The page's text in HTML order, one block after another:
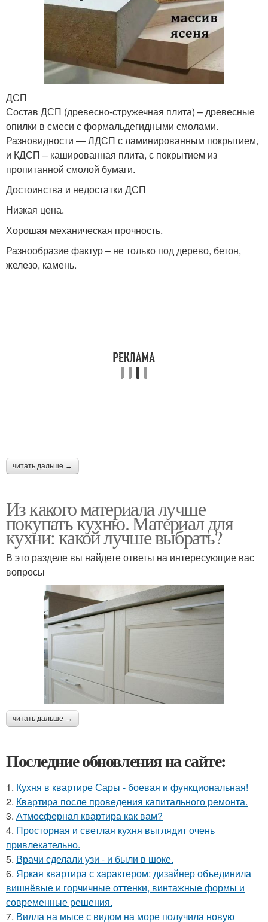
ДСП
Состав ДСП (древесно-стружечная плита) – древесные
опилки в смеси с формальдегидными смолами.
Разновидности — ЛДСП с ламинированным покрытием,
и КДСП – кашированная плита, с покрытием из
пропитанной смолой бумаги.
Достоинства и недостатки ДСП
Низкая цена.
Хорошая механическая прочность.
Разнообразие фактур – не только под дерево, бетон,
железо, камень.
читать дальше →
Из какого материала лучше
покупать кухню. Материал для
кухни: какой лучше выбрать?
В это разделе вы найдете ответы на интересующие вас
вопросы
читать дальше →
Последние обновления на сайте:
1. Кухня в квартире Сары - боевая и функциональная!
2. Квартира после проведения капитального ремонта.
3. Атмосферная квартира как вам?
4. Просторная и светлая кухня выглядит очень
привлекательно.
5. Врачи сделали узи - и были в шоке.
6. Яркая квартира с характером: дизайнер объединила
вишнёвые и горчичные оттенки, винтажные формы и
современные решения.
7. Вилла на мысе с видом на море получила новую